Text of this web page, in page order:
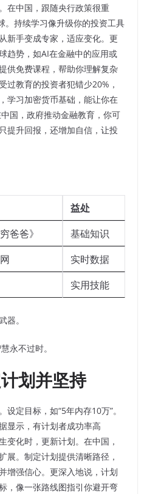
在中国，跟随央行政策很重
。持续学习像升级你的投资工具
新手变成专家，适应变化。更
趋势，如AI在金融中的应用或
供免费课程，帮助你理解复杂
过教育的投资者犯错少20%，
学习加密货币基础，能让你在
国，政府推动金融教育，你可
提升回报，还增加自信，让投
益处
爸爸》
基础知识
实时数据
实用技能
器。
永不过时。
划并坚持
定目标，如“5年内存10万”。
显示，有计划者成功率高
变化时，更新计划。在中国，
展。制定计划提供清晰路径，
增强信心。更深入地说，计划
，像一张路线图指引你避开弯